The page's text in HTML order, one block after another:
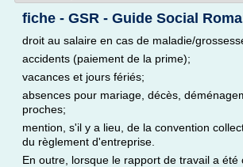
fiche - GSR - Guide Social
droit au salaire en cas de maladie/
accidents (paiement de la prime);
vacances et jours fériés;
absences pour mariage, décès,
proches;
mention, s'il y a lieu, de la convention
du règlement d'entreprise.
En outre, lorsque le rapport de travail a été